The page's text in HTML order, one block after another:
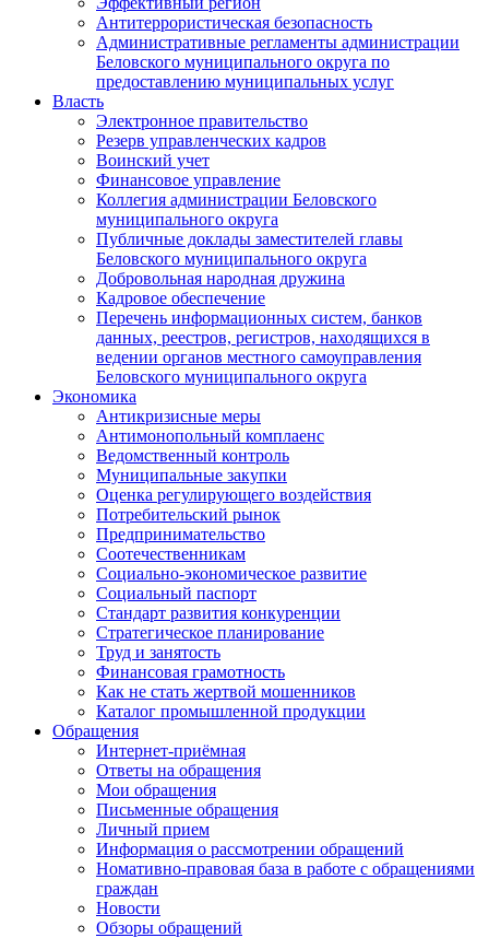
Антитеррористическая безопасность
Административные регламенты администрации
Беловского муниципального округа по
предоставлению муниципальных услуг
Власть
Электронное правительство
Резерв управленческих кадров
Воинский учет
Финансовое управление
Коллегия администрации Беловского
муниципального округа
Публичные доклады заместителей главы
Беловского муниципального округа
Добровольная народная дружина
Кадровое обеспечение
Перечень информационных систем, банков
данных, реестров, регистров, находящихся в
ведении органов местного самоуправления
Беловского муниципального округа
Экономика
Антикризисные меры
Антимонопольный комплаенс
Ведомственный контроль
Муниципальные закупки
Оценка регулирующего воздействия
Потребительский рынок
Предпринимательство
Соотечественникам
Социально-экономическое развитие
Социальный паспорт
Стандарт развития конкуренции
Стратегическое планирование
Труд и занятость
Финансовая грамотность
Как не стать жертвой мошенников
Каталог промышленной продукции
Обращения
Интернет-приёмная
Ответы на обращения
Мои обращения
Письменные обращения
Личный прием
Информация о рассмотрении обращений
Номативно-правовая база в работе с обращениями
граждан
Новости
Обзоры обращений